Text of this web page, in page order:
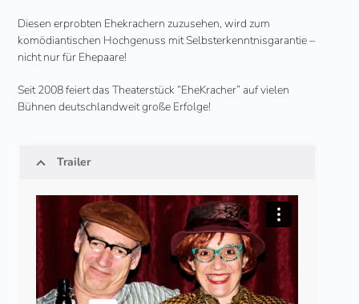
Diesen erprobten Ehekrachern zuzusehen, wird zum
komödiantischen Hochgenuss mit Selbsterkenntnisgarantie –
nicht nur für Ehepaare!
Seit 2008 feiert das Theaterstück “EheKracher” auf vielen
Bühnen deutschlandweit große Erfolge!
Trailer